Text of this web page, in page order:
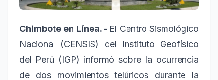
Chimbote en Línea. - El Centro Sismológico
Nacional (CENSIS) del Instituto Geofísico
del Perú (IGP) informó sobre la ocurrencia
de dos movimientos telúricos durante la